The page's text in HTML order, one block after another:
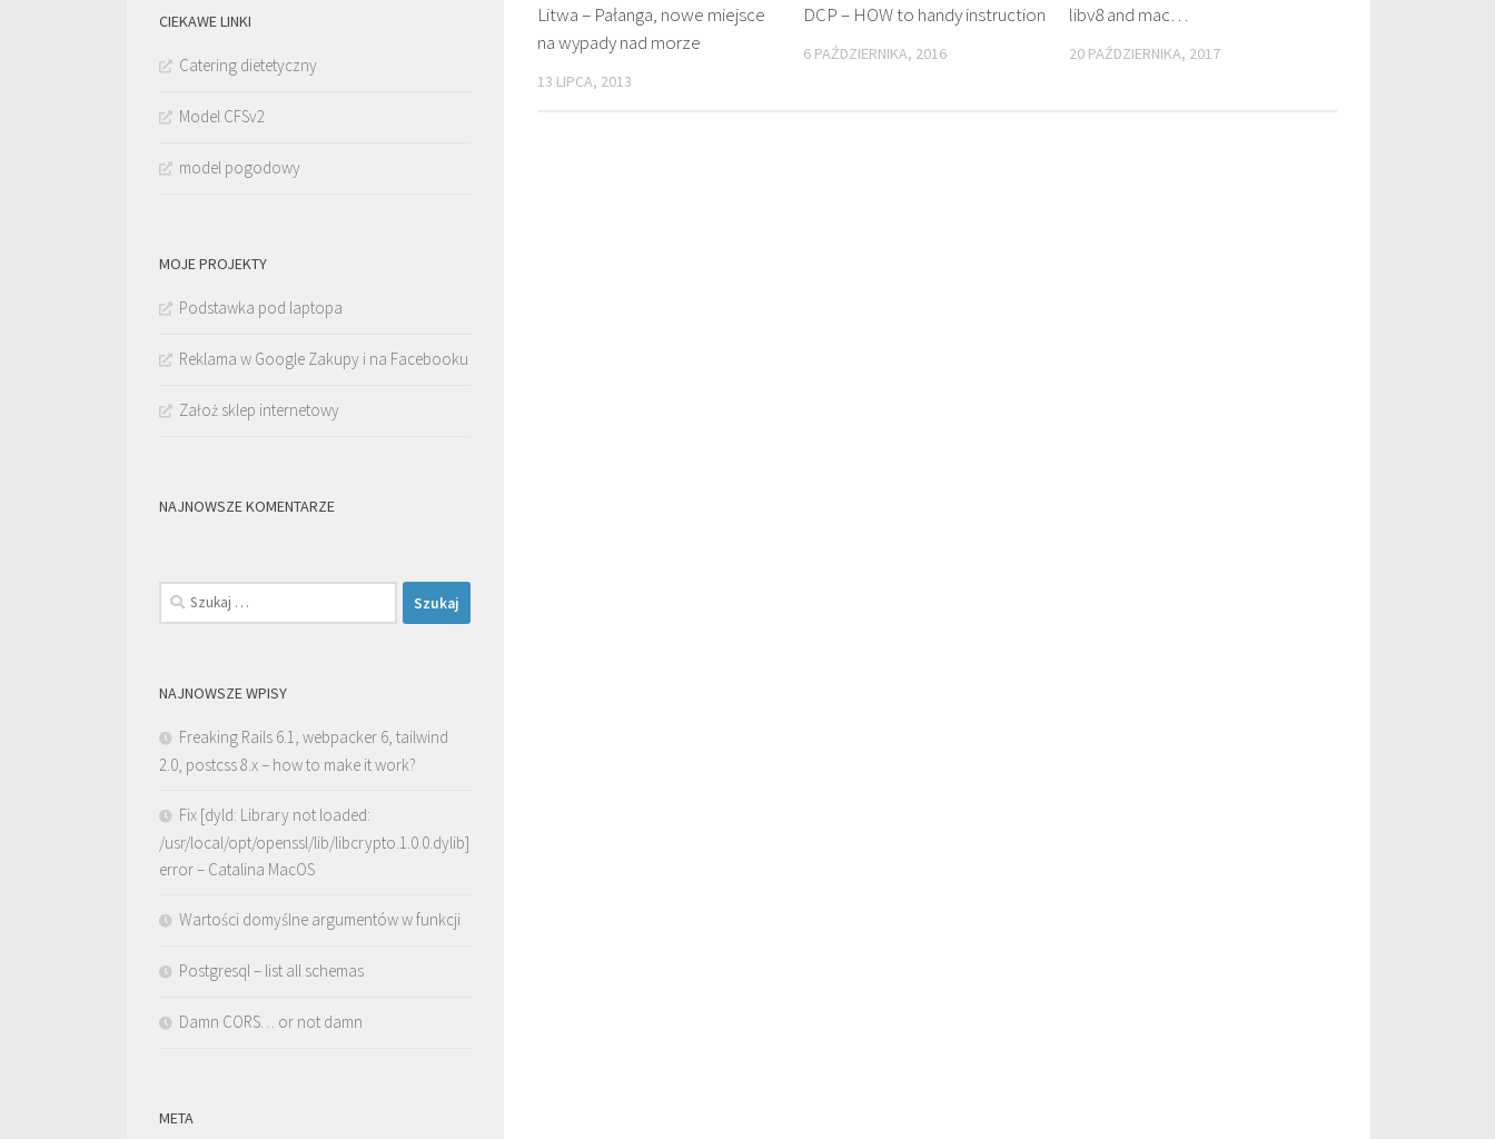
Litwa – Pałanga, nowe miejsce
na wypady nad morze
13 LIPCA, 2013
DCP – HOW to handy instruction
6 PAŹDZIERNIKA, 2016
libv8 and mac…
20 PAŹDZIERNIKA, 2017
CIEKAWE LINKI
Catering dietetyczny
Model CFSv2
model pogodowy
MOJE PROJEKTY
Podstawka pod laptopa
Reklama w Google Zakupy i na Facebooku
Założ sklep internetowy
NAJNOWSZE KOMENTARZE
Szukaj:
NAJNOWSZE WPISY
Freaking Rails 6.1, webpacker 6, tailwind
2.0, postcss 8.x – how to make it work?
Fix [dyld: Library not loaded:
/usr/local/opt/openssl/lib/libcrypto.1.0.0.dylib]
error – Catalina MacOS
Wartości domyślne argumentów w funkcji
Postgresql – list all schemas
Damn CORS… or not damn
META